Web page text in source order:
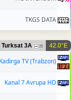
TKGS DATA
42.0°E
Turksat 3A 25
Kadirga TV (Trabzon)
Kanal 7 Avrupa HD